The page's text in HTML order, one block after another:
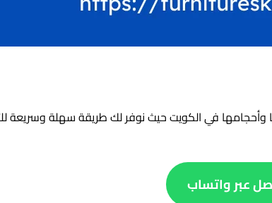
في الكويت حيث نوفر لك طريقة سهلة
عبر واتساب